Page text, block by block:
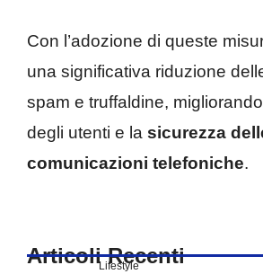
Con l’adozione di queste
una significativa riduzione
spam e truffaldine,
degli utenti e la sicurezza
comunicazioni telefoniche.
Articoli Recenti
Lifestyle